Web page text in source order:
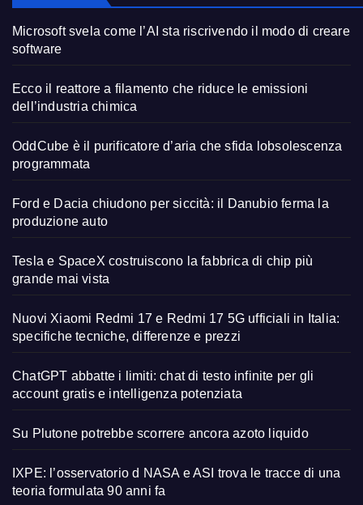
Microsoft svela come l’AI sta riscrivendo il modo di creare
software
Ecco il reattore a filamento che riduce le emissioni
dell’industria chimica
OddCube è il purificatore d’aria che sfida lobsolescenza
programmata
Ford e Dacia chiudono per siccità: il Danubio ferma la
produzione auto
Tesla e SpaceX costruiscono la fabbrica di chip più
grande mai vista
Nuovi Xiaomi Redmi 17 e Redmi 17 5G ufficiali in Italia:
specifiche tecniche, differenze e prezzi
ChatGPT abbatte i limiti: chat di testo infinite per gli
account gratis e intelligenza potenziata
Su Plutone potrebbe scorrere ancora azoto liquido
IXPE: l’osservatorio d NASA e ASI trova le tracce di una
teoria formulata 90 anni fa